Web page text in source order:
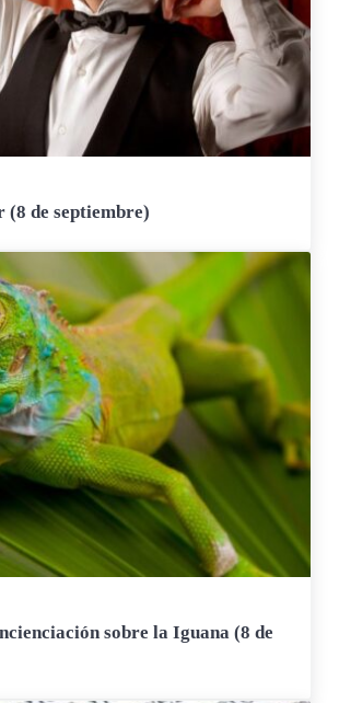
(8 de septiembre)
sobre la Iguana (8 de